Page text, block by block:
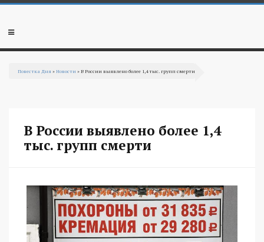
Перейти к основному содержанию
Мобильное
Повестка Дня »Новости » В России выявлено более 1,4 тыс. групп смерти
В России выявлено более 1,4
тыс. групп смерти